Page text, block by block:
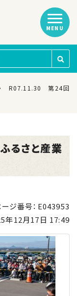
MENU
R07.11.30 第24回
さと産業
ジ番号：E043953
年12月17日 17:49